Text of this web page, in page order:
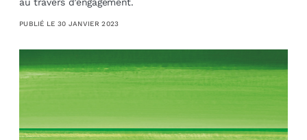
PUBLIÉ LE 30 JANVIER 2023